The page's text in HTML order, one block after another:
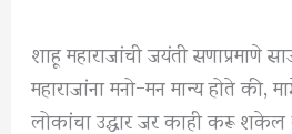
शाहू महाराजांची जयंती सणाप्रमाणे
महाराजांना मनो-मन मान्य होते की,
लोकांचा उद्धार जर काही करू शकेल